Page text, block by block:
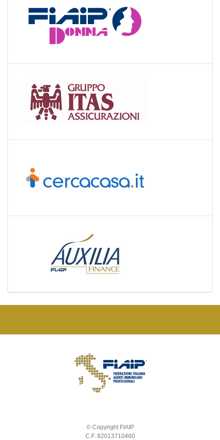
© Copyright FIAIP
C.F. 82013710460